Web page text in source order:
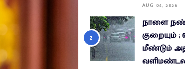
AUG 04, 2026
நாளை
குறையும் ;
மீண்டும்